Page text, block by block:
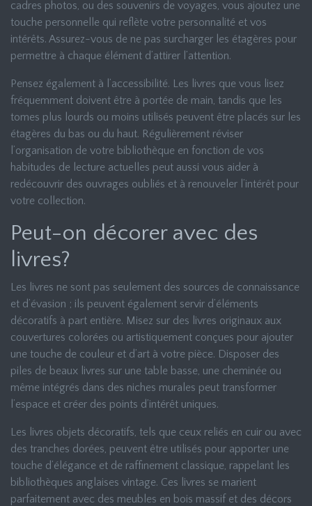
cadres photos, ou des souvenirs de voyages, vous ajoutez une
touche personnelle qui reflète votre personnalité et vos
intérêts. Assurez-vous de ne pas surcharger les étagères pour
permettre à chaque élément d’attirer l’attention.
Pensez également à l’accessibilité. Les livres que vous lisez
fréquemment doivent être à portée de main, tandis que les
tomes plus lourds ou moins utilisés peuvent être placés sur les
étagères du bas ou du haut. Régulièrement réviser
l’organisation de votre bibliothèque en fonction de vos
habitudes de lecture actuelles peut aussi vous aider à
redécouvrir des ouvrages oubliés et à renouveler l’intérêt pour
votre collection.
Peut-on décorer avec des
livres?
Les livres ne sont pas seulement des sources de connaissance
et d’évasion ; ils peuvent également servir d’éléments
décoratifs à part entière. Misez sur des livres originaux aux
couvertures colorées ou artistiquement conçues pour ajouter
une touche de couleur et d’art à votre pièce. Disposer des
piles de beaux livres sur une table basse, une cheminée ou
même intégrés dans des niches murales peut transformer
l’espace et créer des points d’intérêt uniques.
Les livres objets décoratifs, tels que ceux reliés en cuir ou avec
des tranches dorées, peuvent être utilisés pour apporter une
touche d’élégance et de raffinement classique, rappelant les
bibliothèques anglaises vintage. Ces livres se marient
parfaitement avec des meubles en bois massif et des décors